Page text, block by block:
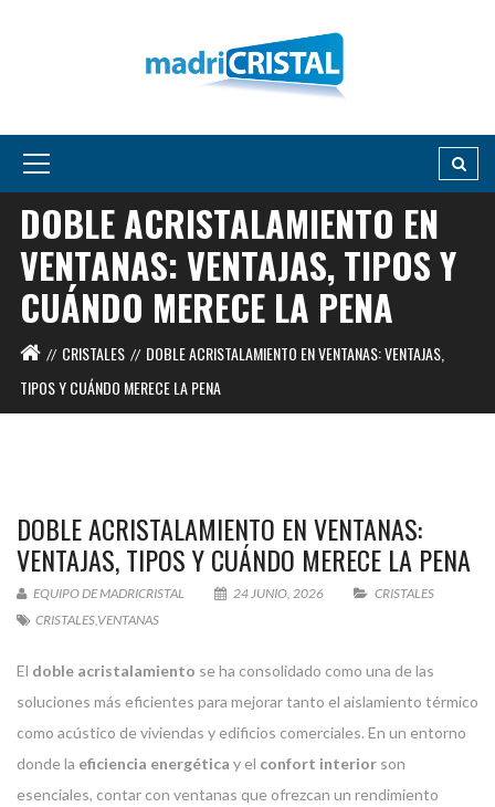
DOBLE ACRISTALAMIENTO EN
VENTANAS: VENTAJAS, TIPOS Y
CUÁNDO MERECE LA PENA
CRISTALES
DOBLE ACRISTALAMIENTO EN VENTANAS: VENTAJAS,
TIPOS Y CUÁNDO MERECE LA PENA
DOBLE ACRISTALAMIENTO EN VENTANAS:
VENTAJAS, TIPOS Y CUÁNDO MERECE LA PENA
EQUIPO DE MADRICRISTAL 24 JUNIO, 2026
CRISTALES
CRISTALES,VENTANAS
El doble acristalamiento se ha consolidado como una de las
soluciones más eficientes para mejorar tanto el aislamiento térmico
como acústico de viviendas y edificios comerciales. En un entorno
donde la eficiencia energética y el confort interior son
esenciales, contar con ventanas que ofrezcan un rendimiento